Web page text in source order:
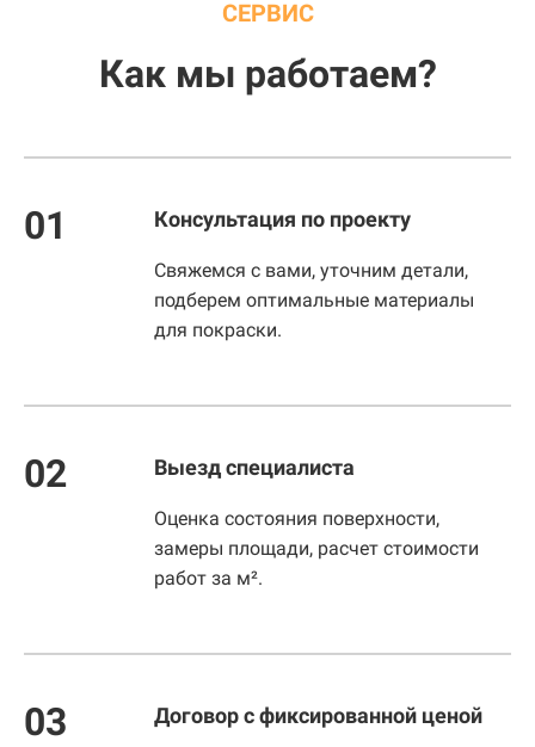
СЕРВИС
Как мы работаем?
01 Консультация по проекту
Свяжемся с вами, уточним детали,
подберем оптимальные материалы
для покраски.
02 Выезд специалиста
Оценка состояния поверхности,
замеры площади, расчет стоимости
работ за м².
03 Договор с фиксированной ценой